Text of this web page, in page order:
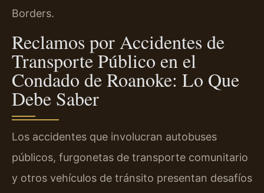
Borders.
Reclamos por Accidentes de
Transporte Público en el
Condado de Roanoke: Lo Que
Debe Saber
Los accidentes que involucran autobuses
públicos, furgonetas de transporte comunitario
y otros vehículos de tránsito presentan desafíos